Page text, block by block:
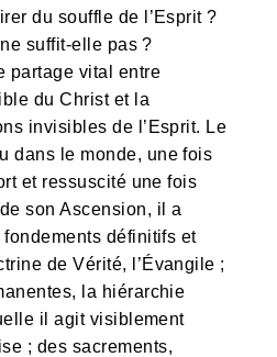
du souffle de l’Esprit ?
suffit-elle pas ?
partage vital entre
du Christ et la
invisibles de l’Esprit. Le
dans le monde, une fois
et ressuscité une fois
son Ascension, il a
fondements définitifs et
de Vérité, l’Évangile ;
la hiérarchie
il agit visiblement
; des sacrements,